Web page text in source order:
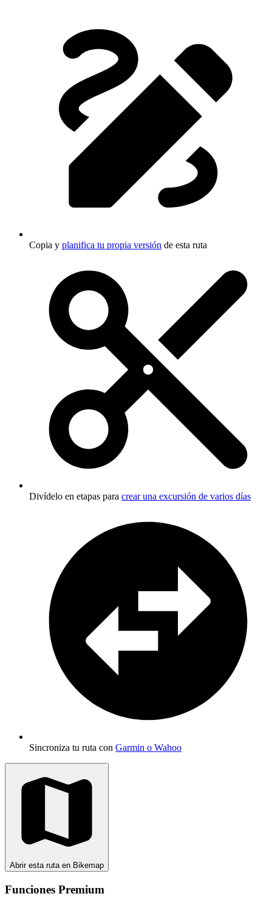
Copia y planifica tu propia versión de esta ruta
Divídelo en etapas para crear una excursión de varios días
Sincroniza tu ruta con Garmin o Wahoo
Abrir esta ruta en Bikemap
Funciones Premium